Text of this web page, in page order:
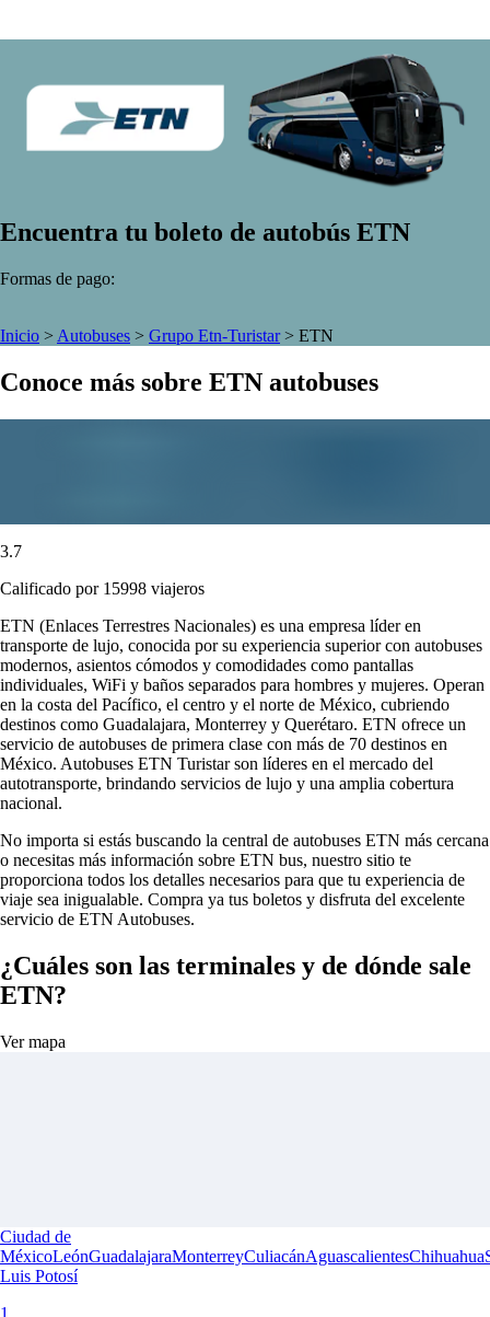
Encuentra tu boleto de autobús ETN
Formas de pago:
Inicio > Autobuses > Grupo Etn-Turistar> ETN
Conoce más sobre ETN autobuses
3.7
Calificado por 15998 viajeros
ETN (Enlaces Terrestres Nacionales) es una empresa líder en
transporte de lujo, conocida por su experiencia superior con autobuses
modernos, asientos cómodos y comodidades como pantallas
individuales, WiFi y baños separados para hombres y mujeres. Operan
en la costa del Pacífico, el centro y el norte de México, cubriendo
destinos como Guadalajara, Monterrey y Querétaro. ETN ofrece un
servicio de autobuses de primera clase con más de 70 destinos en
México. Autobuses ETN Turistar son líderes en el mercado del
autotransporte, brindando servicios de lujo y una amplia cobertura
nacional.
No importa si estás buscando la central de autobuses ETN más cercana
o necesitas más información sobre ETN bus, nuestro sitio te
proporciona todos los detalles necesarios para que tu experiencia de
viaje sea inigualable. Compra ya tus boletos y disfruta del excelente
servicio de ETN Autobuses.
¿Cuáles son las terminales y de dónde sale
ETN?
Ver mapa
Ciudad de
MéxicoLeónGuadalajaraMonterreyCuliacánAguascalientesChihuahua
Luis Potosí
1